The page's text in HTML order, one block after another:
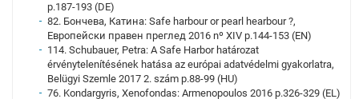
p.187-193 (DE)
82. Бончева, Катина: Safe harbour or pearl hearbour ?,
Европейски правен преглед 2016 nº XIV p.144-153 (EN)
114. Schubauer, Petra: A Safe Harbor határozat
érvénytelenítésének hatása az európai adatvédelmi gyakorlatra,
Belügyi Szemle 2017 2. szám p.88-99 (HU)
76. Kondargyris, Xenofondas: Armenopoulos 2016 p.326-329 (EL)